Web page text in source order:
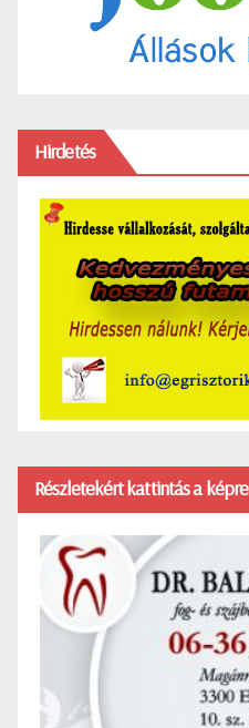
Hirdetés
Részletekért kattintás a képre